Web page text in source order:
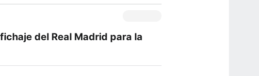
del Real Madrid para la